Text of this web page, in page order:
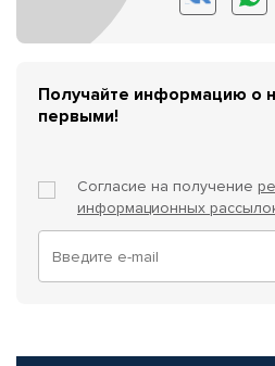
Получайте информацию о
первыми!
Согласие на получение
информационных